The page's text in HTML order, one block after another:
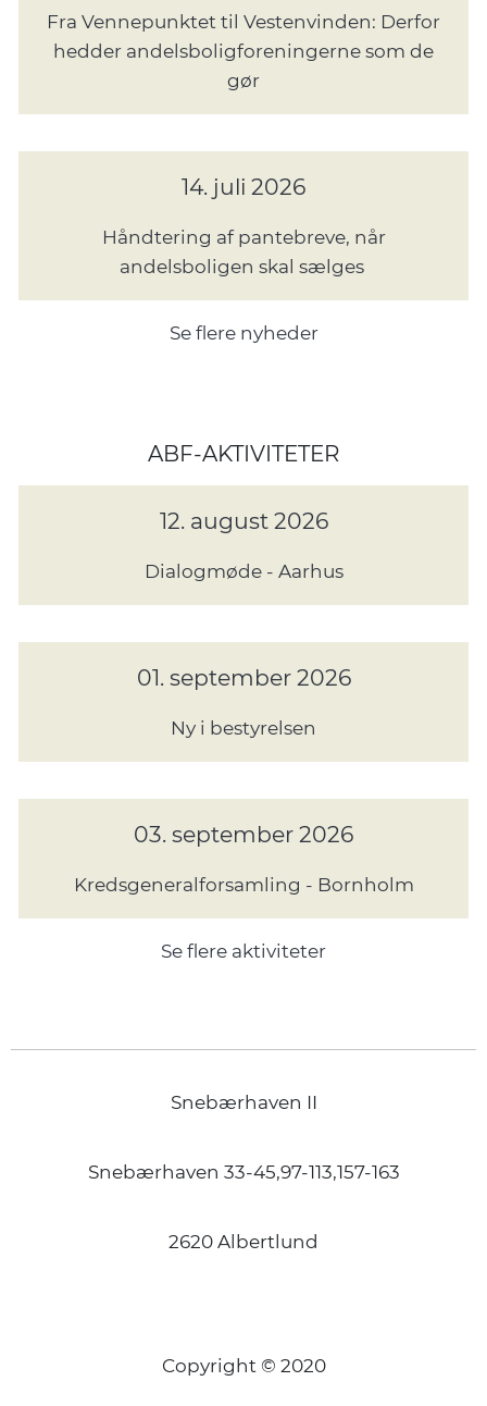
Fra Vennepunktet til Vestenvinden: Derfor
hedder andelsboligforeningerne som de
gør
14. juli 2026
Håndtering af pantebreve, når
andelsboligen skal sælges
Se flere nyheder
ABF-AKTIVITETER
12. august 2026
Dialogmøde - Aarhus
01. september 2026
Ny i bestyrelsen
03. september 2026
Kredsgeneralforsamling - Bornholm
Se flere aktiviteter
Snebærhaven II
Snebærhaven 33-45,97-113,157-163
2620 Albertlund
Copyright © 2020